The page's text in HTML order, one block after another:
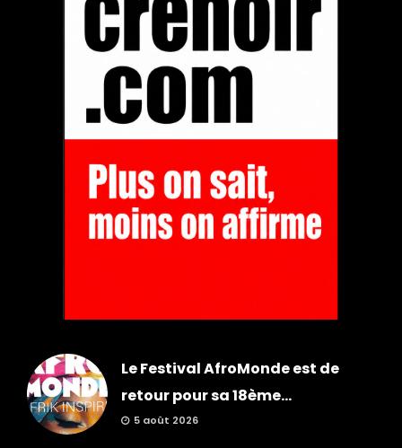
Le Festival AfroMonde est de
retour pour sa 18ème...
5 août 2026